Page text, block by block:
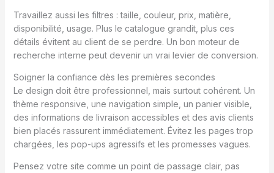
Travaillez aussi les filtres : taille, couleur, prix, matière,
disponibilité, usage. Plus le catalogue grandit, plus ces
détails évitent au client de se perdre. Un bon moteur de
recherche interne peut devenir un vrai levier de conversion.
Soigner la confiance dès les premières secondes
Le design doit être professionnel, mais surtout cohérent. Un
thème responsive, une navigation simple, un panier visible,
des informations de livraison accessibles et des avis clients
bien placés rassurent immédiatement. Évitez les pages trop
chargées, les pop-ups agressifs et les promesses vagues.
Pensez votre site comme un point de passage clair, pas